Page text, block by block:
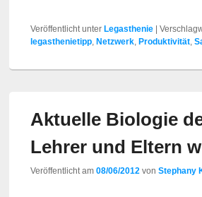
Veröffentlicht unter Legasthenie
legasthenietipp, Netzwerk, Produktivität,
Aktuelle Biologie
Lehrer und Eltern
Veröffentlicht am 08/06/2012 von Stephany